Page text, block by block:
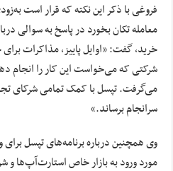
فروغی با ذکر این نکته که قرار است
معامله تکان بخورد در پاسخ به سوالی
خرید، گفت: «اوایل پاییز، مذاکرات
شرکتی که می‌خواست این کار را انجام
می‌گرفت. تپسل با کمک تمامی شرکای
سرانجام برساند.»
وی همچنین درباره برنامه‌های تپسل
مورد ورود به بازار خاص استارت‌آپ‌ها و